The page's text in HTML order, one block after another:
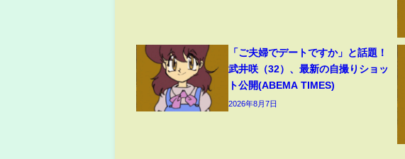
「ご夫婦でデートですか」と話題！
武井咲（32）、最新の自撮りショッ
ト公開(ABEMA TIMES)
2026年8月7日